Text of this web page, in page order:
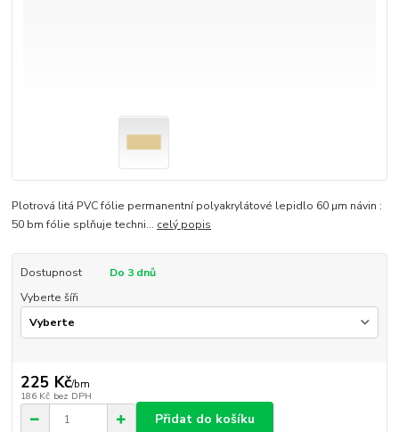
Plotrová litá PVC fólie permanentní polyakrylátové lepidlo 60 µm návin :
50 bm fólie splňuje techni... celý popis
Dostupnost
Do 3 dnů
Vyberte šíři
225 Kč/bm
186 Kč bez DPH
Přidat do košíku